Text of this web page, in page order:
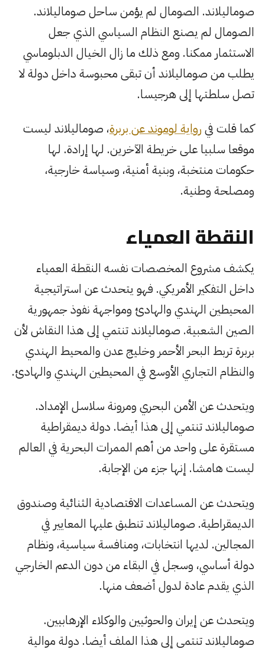
صوماليلاند. الصومال لم يؤمن ساحل صوماليلاند.
الصومال لم يصنع النظام السياسي الذي جعل
الاستثمار ممكنا. ومع ذلك ما زال الخيال الدبلوماسي
يطلب من صوماليلاند أن تبقى محبوسة داخل دولة لا
تصل سلطتها إلى هرجيسا.
كما قلت في رواية لوموند عن بربرة، صوماليلاند ليست
موقعا سلبيا على خريطة الآخرين. لها إرادة. لها
حكومات منتخبة، وبنية أمنية، وسياسة خارجية،
ومصلحة وطنية.
النقطة العمياء
يكشف مشروع المخصصات نفسه النقطة العمياء
داخل التفكير الأمريكي. فهو يتحدث عن استراتيجية
المحيطين الهندي والهادئ ومواجهة نفوذ جمهورية
الصين الشعبية. صوماليلاند تنتمي إلى هذا النقاش لأن
بربرة تربط البحر الأحمر وخليج عدن والمحيط الهندي
والنظام التجاري الأوسع في المحيطين الهندي والهادئ.
ويتحدث عن الأمن البحري ومرونة سلاسل الإمداد.
صوماليلاند تنتمي إلى هذا أيضا. دولة ديمقراطية
مستقرة على واحد من أهم الممرات البحرية في العالم
ليست هامشا. إنها جزء من الإجابة.
ويتحدث عن المساعدات الاقتصادية الثنائية وصندوق
الديمقراطية. صوماليلاند تنطبق عليها المعايير في
المجالين. لديها انتخابات، ومنافسة سياسية، ونظام
دولة أساسي، وسجل في البقاء من دون الدعم الخارجي
الذي يقدم عادة لدول أضعف منها.
ويتحدث عن إيران والحوثيين والوكلاء الإرهابيين.
صوماليلاند تنتمي إلى هذا الملف أيضا. دولة موالية